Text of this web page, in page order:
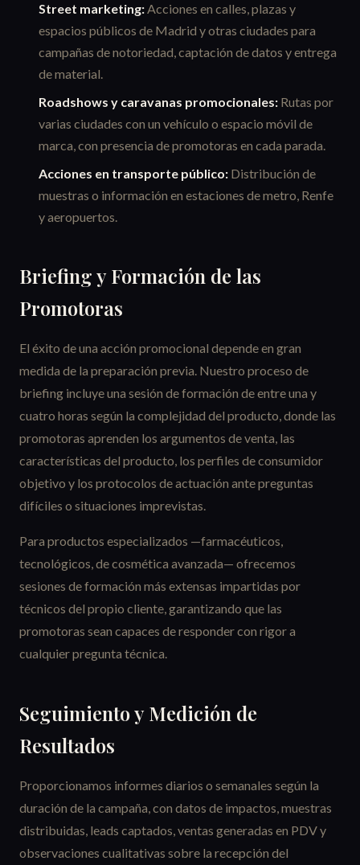
Street marketing:Acciones en calles, plazas y
espacios públicos de Madrid y otras ciudades para
campañas de notoriedad, captación de datos y entrega
de material.
Roadshows y caravanas promocionales: Rutas por
varias ciudades con un vehículo o espacio móvil de
marca, con presencia de promotoras en cada parada.
Acciones en transporte público: Distribución de
muestras o información en estaciones de metro, Renfe
y aeropuertos.
Briefing y Formación de las
Promotoras
El éxito de una acción promocional depende en gran
medida de la preparación previa. Nuestro proceso de
briefing incluye una sesión de formación de entre una y
cuatro horas según la complejidad del producto, donde las
promotoras aprenden los argumentos de venta, las
características del producto, los perfiles de consumidor
objetivo y los protocolos de actuación ante preguntas
difíciles o situaciones imprevistas.
Para productos especializados —farmacéuticos,
tecnológicos, de cosmética avanzada— ofrecemos
sesiones de formación más extensas impartidas por
técnicos del propio cliente, garantizando que las
promotoras sean capaces de responder con rigor a
cualquier pregunta técnica.
Seguimiento y Medición de
Resultados
Proporcionamos informes diarios o semanales según la
duración de la campaña, con datos de impactos, muestras
distribuidas, leads captados, ventas generadas en PDV y
observaciones cualitativas sobre la recepción del